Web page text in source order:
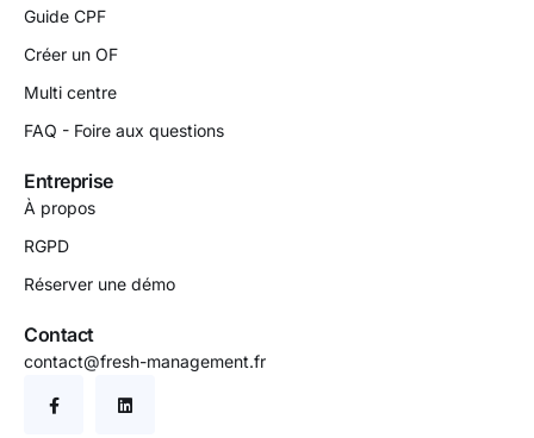
Guide CPF
Créer un OF
Multi centre
FAQ - Foire aux questions
Entreprise
À propos
RGPD
Réserver une démo
Contact
contact@fresh-management.fr